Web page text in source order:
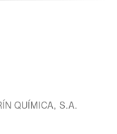
QUÍMICA, S.A.